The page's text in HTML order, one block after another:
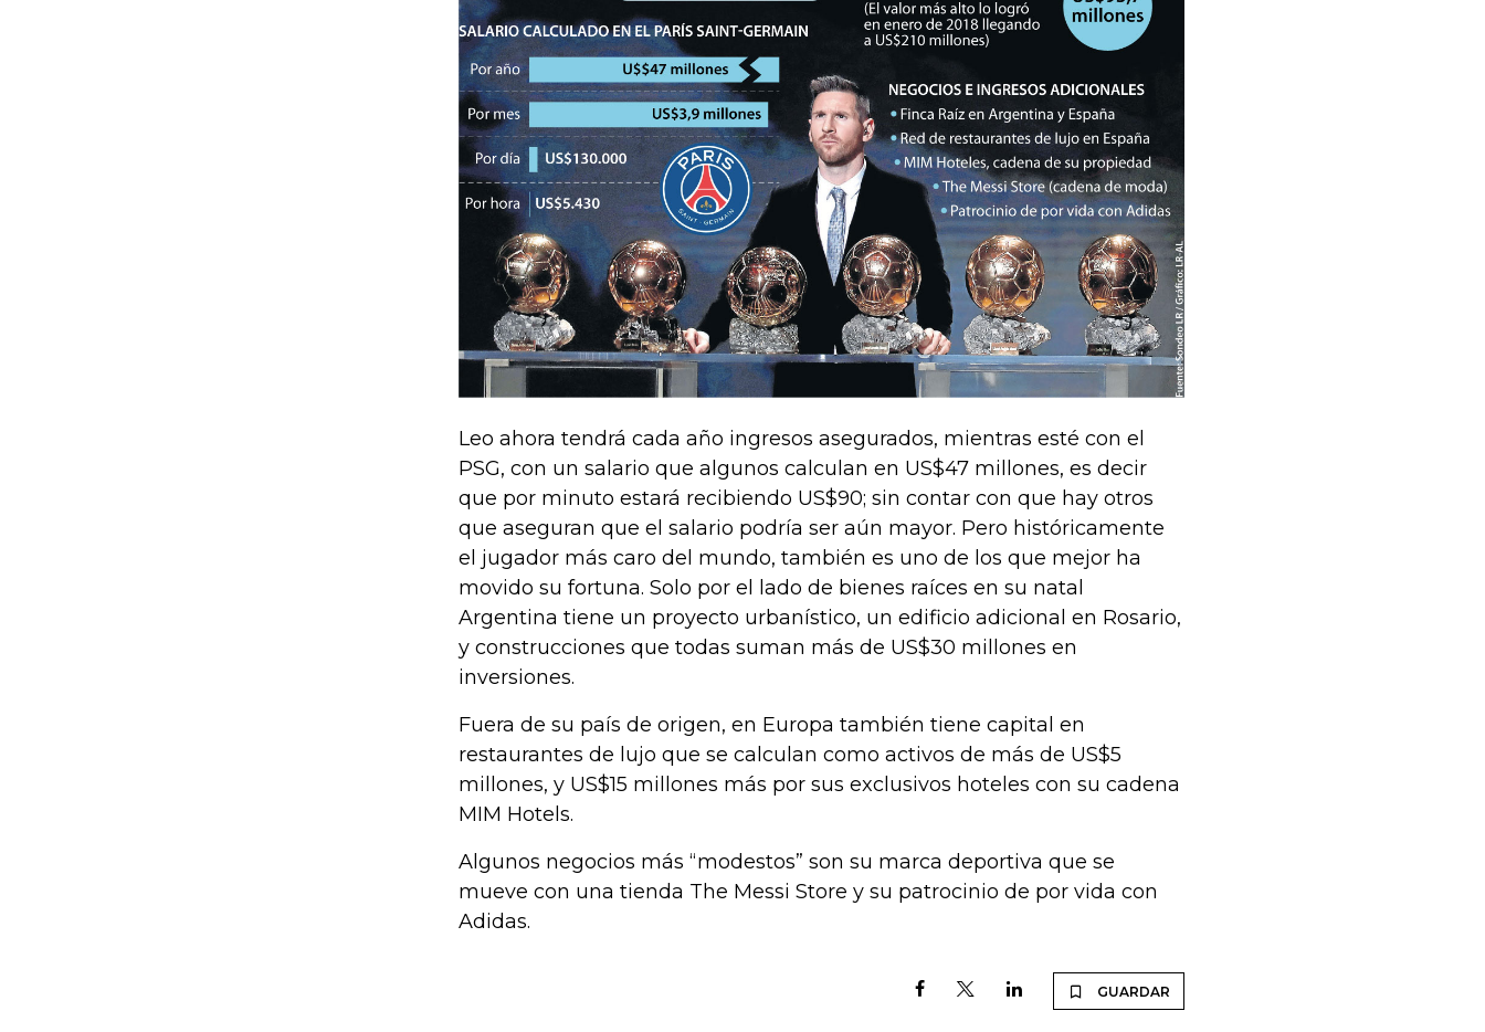
Leo ahora tendrá cada año ingresos asegurados, mientras esté con el
PSG, con un salario que algunos calculan en US$47 millones, es decir
que por minuto estará recibiendo US$90; sin contar con que hay otros
que aseguran que el salario podría ser aún mayor. Pero históricamente
el jugador más caro del mundo, también es uno de los que mejor ha
movido su fortuna. Solo por el lado de bienes raíces en su natal
Argentina tiene un proyecto urbanístico, un edificio adicional en Rosario,
y construcciones que todas suman más de US$30 millones en
inversiones.
Fuera de su país de origen, en Europa también tiene capital en
restaurantes de lujo que se calculan como activos de más de US$5
millones, y US$15 millones más por sus exclusivos hoteles con su cadena
MIM Hotels.
Algunos negocios más “modestos” son su marca deportiva que se
mueve con una tienda The Messi Store y su patrocinio de por vida con
Adidas.
GUARDAR